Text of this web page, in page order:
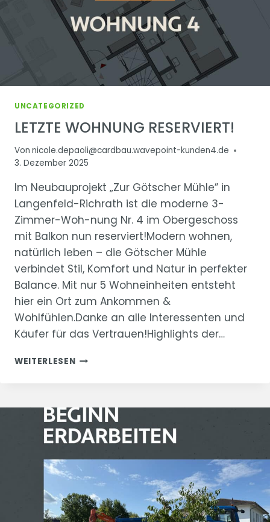
UNCATEGORIZED
LETZTE WOHNUNG RESERVIERT!
Von nicole.depaoli@cardbau.wavepoint-kunden4.de
3. Dezember 2025
Im Neubauprojekt „Zur Götscher Mühle” in
Langenfeld-Richrath ist die moderne 3-
Zimmer-Woh-nung Nr. 4 im Obergeschoss
mit Balkon nun reserviert!Modern wohnen,
natürlich leben – die Götscher Mühle
verbindet Stil, Komfort und Natur in perfekter
Balance. Mit nur 5 Wohneinheiten entsteht
hier ein Ort zum Ankommen &
Wohlfühlen.Danke an alle Interessenten und
Käufer für das Vertrauen!Highlights der…
WEITERLESENLETZTE